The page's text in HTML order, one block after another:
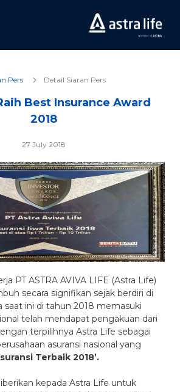
Pers Detail Siaran Pers
Best Insurance Award
2018
27 July 2018
PT ASTRA AVIVA LIFE (Astra Life)
secara signifikan sejak berdiri di
saat ini di tahun 2018 memasuki
telah mendapat pengakuan dari
terpilihnya Astra Life sebagai
asuransi nasional yang
Terbaik 2018’.
kepada Astra Life untuk